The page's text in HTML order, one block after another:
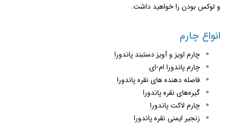
و لوکس بودن را خواهید داشت.
انواع چارم
چارم اویز و آویز دستبند پاندورا
چارم پاندورا ام-ای
فاصله‌ دهنده‌ های نقره پاندورا
گیره‌های نقره پاندورا
چارم لاکت پاندورا
زنجیر ایمنی نقره پاندورا